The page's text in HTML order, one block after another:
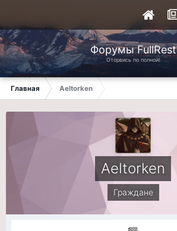
Форумы FullRest
Оторвись по полной!
Главная Aeltorken
Aeltorken
Граждане